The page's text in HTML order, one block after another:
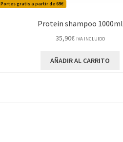
Portes gratis a partir de 69€
Protein shampoo 1000ml
35,90€ IVA INCLUIDO
AÑADIR AL CARRITO